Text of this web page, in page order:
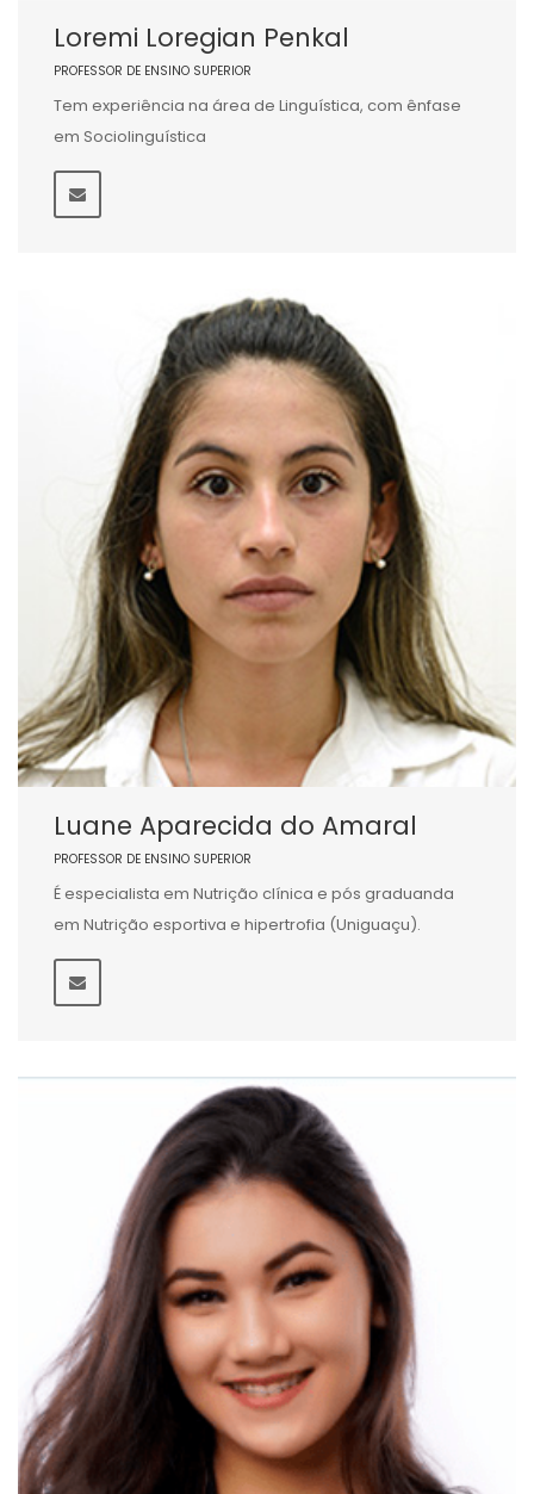
Loremi Loregian Penkal
PROFESSOR DE ENSINO SUPERIOR
Tem experiência na área de Linguística, com ênfase
em Sociolinguística
Luane Aparecida do Amaral
PROFESSOR DE ENSINO SUPERIOR
É especialista em Nutrição clínica e pós graduanda
em Nutrição esportiva e hipertrofia (Uniguaçu).